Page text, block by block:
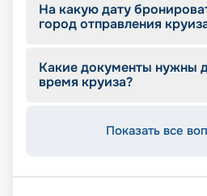
На какую дату
город отправления
Какие документы нужны
время круиза?
Показать все